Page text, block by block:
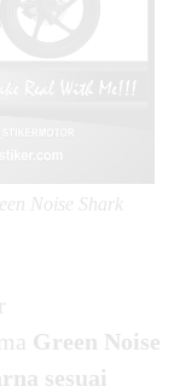
Noise Shark
Green Noise
sesuai